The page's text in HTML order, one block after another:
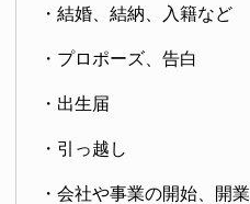
・結婚、結納、入籍など
・プロポーズ、告白
・出生届
・引っ越し
・会社や事業の開始、開業